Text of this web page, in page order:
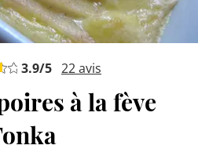
3.9/5 22avis
à la fève